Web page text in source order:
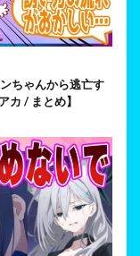
ちゃんから逃亡す
カ / まとめ】